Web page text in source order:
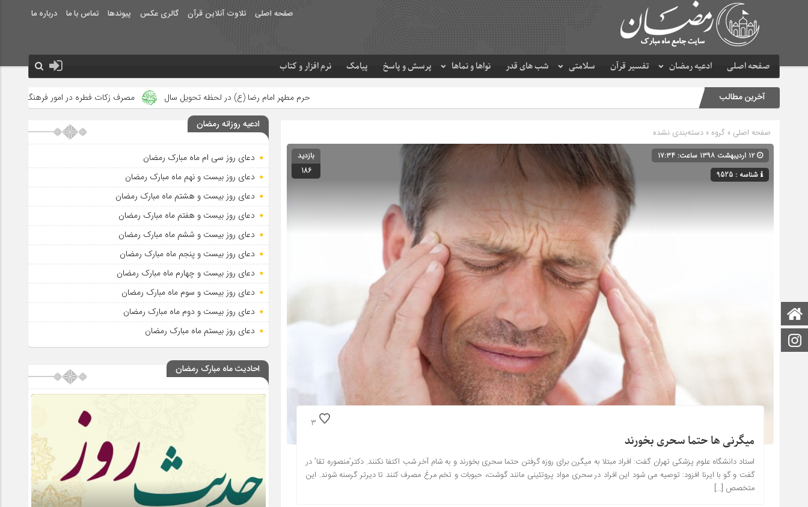
صفحه اصلی تلاوت آنلاین قرآن گالری عکس پیوندها تماس با ما درباره ما
صفحه اصلی ادعیه رمضان تفسیر قرآن سلامتی شب های قدر نواها و نماها پرسش و پاسخ پیامک نرم افزار و کتاب
آخرین مطالب حرم مطهر امام رضا (ع) در لحظه تحویل سال مصرف زکات فطره در امور فرهنگی جلوه‌های بزرگ
صفحه اصلی » گروه » دسته‌بندی نشده
شناسه : 9525
بازدید
186
3
میگرنی ها حتما سحری بخورند
استاد دانشگاه علوم پزشکی تهران گفت: افراد مبتلا به میگرن برای روزه گرفتن حتما سحری بخورند و به شام آخر شب اکتفا نکنند. دکتر’منصوره تقا’ در
گفت و گو با ایرنا افزود: توصیه می شود این افراد در سحری مواد پروتئینی مانند گوشت، حبوبات و تخم مرغ مصرف کنند تا دیرتر گرسنه شوند. این
متخصص […]
ادعیه روزانه رمضان
دعای روز سی ام ماه مبارک رمضان
دعای روز بیست و نهم ماه مبارک رمضان
دعای روز بیست و هشتم ماه مبارک رمضان
دعای روز بیست و هفتم ماه مبارک رمضان
دعای روز بیست و ششم ماه مبارک رمضان
دعای روز بیست و پنجم ماه مبارک رمضان
دعای روز بیست و چهارم ماه مبارک رمضان
دعای روز بیست و سوم ماه مبارک رمضان
دعای روز بیست و دوم ماه مبارک رمضان
دعای روز بیستم ماه مبارک رمضان
احادیث ماه مبارک رمضان